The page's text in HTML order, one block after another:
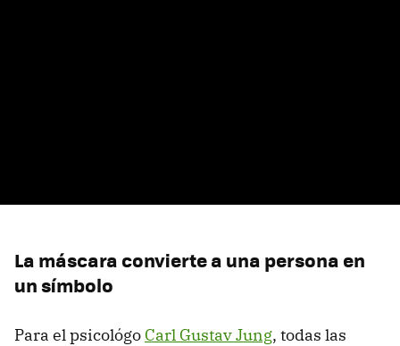
La máscara convierte a una persona en
un símbolo
Para el psicológo Carl Gustav Jung, todas las